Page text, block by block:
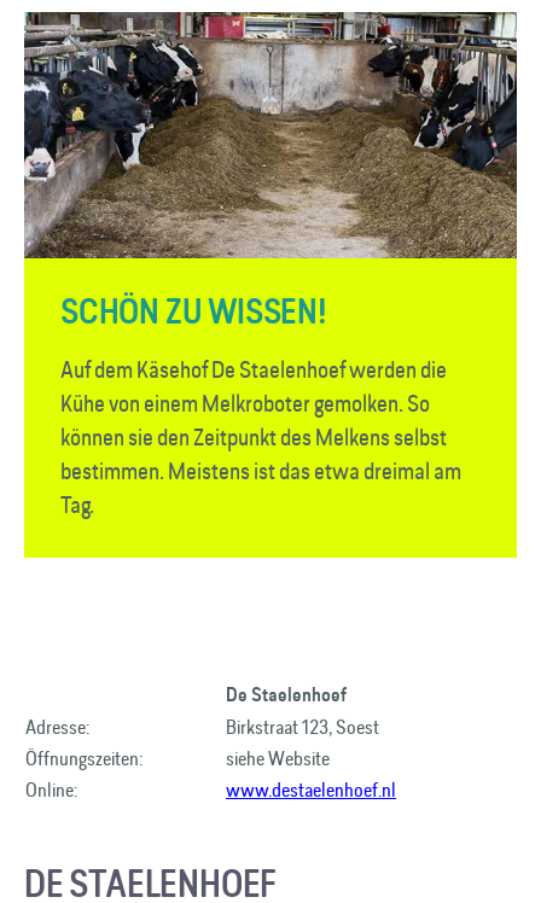
SCHÖN ZU WISSEN!
Auf dem Käsehof De Staelenhoef werden die
Kühe von einem Melkroboter gemolken. So
können sie den Zeitpunkt des Melkens selbst
bestimmen. Meistens ist das etwa dreimal am
Tag.
De Staelenhoef
Adresse:
Birkstraat 123, Soest
Öffnungszeiten:
siehe Website
Online:
www.destaelenhoef.nl
DE STAELENHOEF